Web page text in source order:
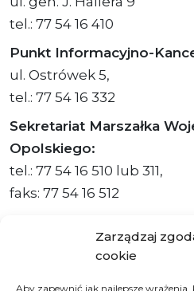
Zarządzaj
cookie
Aby zapewnić jak najlepsze
tel.: 77 54 16 410
Punkt Informacyjno-
ul. Ostrówek 5,
tel.: 77 54 16 332
Sekretariat Marszałka
Opolskiego:
tel.: 77 54 16 510 lub 311,
faks: 77 54 16 512